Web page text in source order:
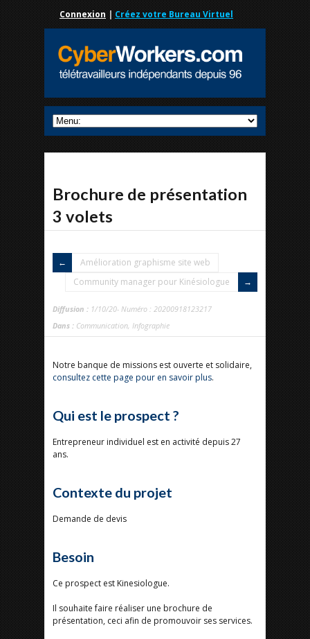
Connexion | Créez votre Bureau Virtuel
Brochure de présentation
3 volets
Amélioration graphisme site web
Community manager pour Kinésiologue
Diffusion : 1/10/20- Numéro : 20200918123217
Dans : Communication, Infographie
Notre banque de missions est ouverte et solidaire,
consultez cette page pour en savoir plus.
Qui est le prospect ?
Entrepreneur individuel est en activité depuis 27
ans.
Contexte du projet
Demande de devis
Besoin
Ce prospect est Kinesiologue.
Il souhaite faire réaliser une brochure de
présentation, ceci afin de promouvoir ses services.